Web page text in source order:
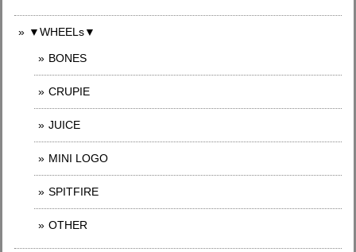
▼WHEELs▼
BONES
CRUPIE
JUICE
MINI LOGO
SPITFIRE
OTHER